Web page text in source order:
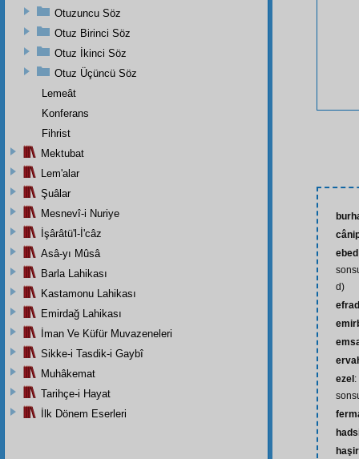
ebed
d)
efrad
ezel
Otuzuncu Söz
Otuz Birinci Söz
Otuz İkinci Söz
Otuz Üçüncü Söz
Lemeât
Konferans
Fihrist
Mektubat
Lem'alar
Şuâlar
Mesnevî-i Nuriye
İşârâtü'l-İ'câz
Asâ-yı Mûsâ
Barla Lahikası
Kastamonu Lahikası
Emirdağ Lahikası
İman Ve Küfür Muvazeneleri
Sikke-i Tasdik-i Gaybî
Muhâkemat
Tarihçe-i Hayat
İlk Dönem Eserleri